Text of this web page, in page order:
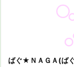
ばぐ★ＮＡＧＡ(ば